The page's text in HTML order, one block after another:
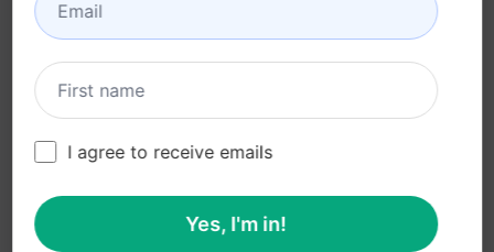
AGB für Browser-
Erweiterungen (en)
AGB für Verrechnung
(en)
© 2026
I agree to receive emails
Yes, I'm in!